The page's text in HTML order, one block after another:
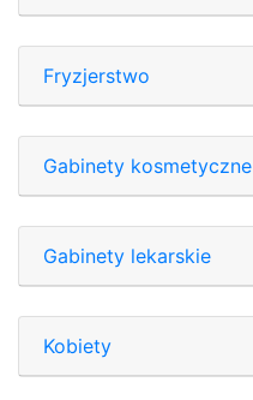
Fryzjerstwo
Gabinety kosmetyczne
Gabinety lekarskie
Kobiety